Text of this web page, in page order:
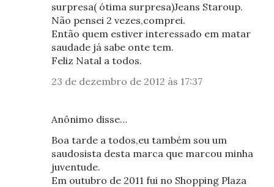
surpresa( ótima surpresa)Jeans Staroup.
Não pensei 2 vezes,comprei.
Então quem estiver interessado em matar
saudade já sabe onte tem.
Feliz Natal a todos.
23 de dezembro de 2012 às 17:37
Anônimo disse…
Boa tarde a todos,eu também sou um
saudosista desta marca que marcou minha
juventude.
Em outubro de 2011 fui no Shopping Plaza